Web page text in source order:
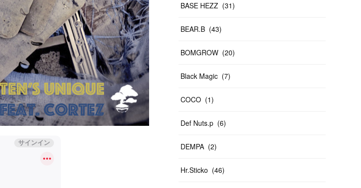
BASE HEZZ (31)
BEAR.B (43)
BOMGROW (20)
Black Magic (7)
COCO (1)
Def Nuts.p (6)
DEMPA (2)
Hr.Sticko (46)